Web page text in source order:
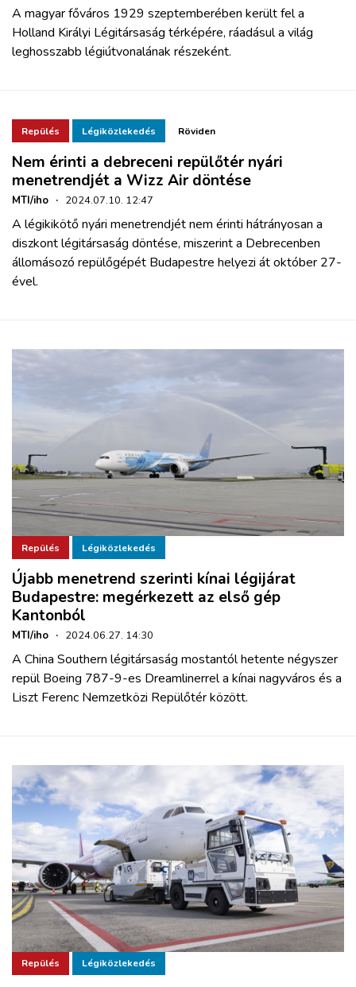
A magyar főváros 1929 szeptemberében került fel a
Holland Királyi Légitársaság térképére, ráadásul a világ
leghosszabb légiútvonalának részeként.
Repülés Légiközlekedés Röviden
Nem érinti a debreceni repülőtér nyári
menetrendjét a Wizz Air döntése
MTI/iho · 2024.07.10. 12:47
A légikikötő nyári menetrendjét nem érinti hátrányosan a
diszkont légitársaság döntése, miszerint a Debrecenben
állomásozó repülőgépét Budapestre helyezi át október 27-
ével.
Repülés Légiközlekedés
Újabb menetrend szerinti kínai légijárat
Budapestre: megérkezett az első gép
Kantonból
MTI/iho · 2024.06.27. 14:30
A China Southern légitársaság mostantól hetente négyszer
repül Boeing 787-9-es Dreamlinerrel a kínai nagyváros és a
Liszt Ferenc Nemzetközi Repülőtér között.
Repülés Légiközlekedés